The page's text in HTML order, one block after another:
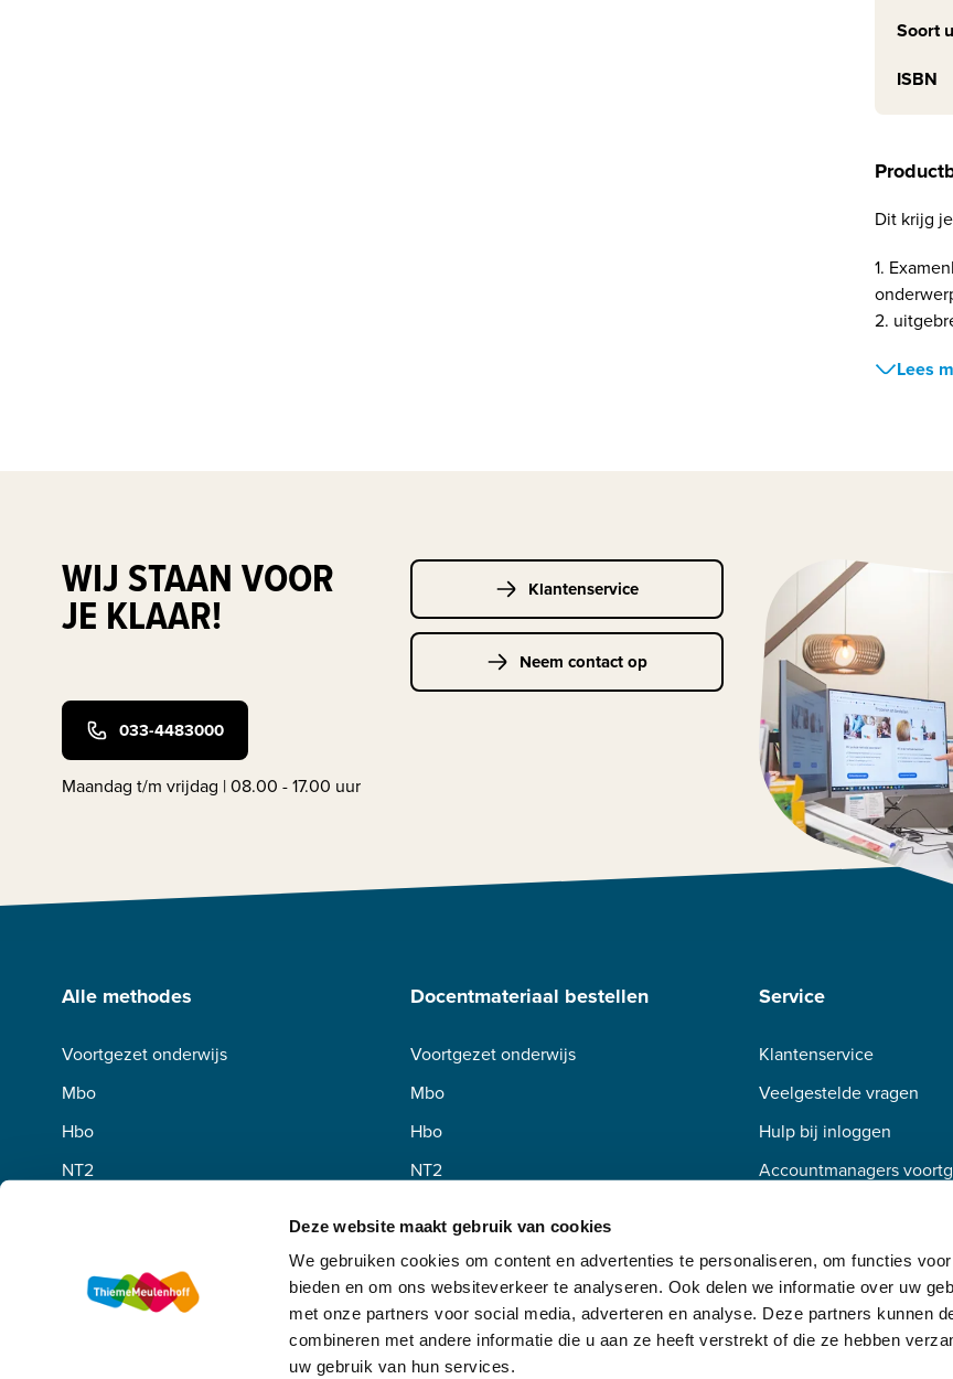
Deze website maakt gebruik van cookies
We gebruiken cookies om content en advertenties te personaliseren, om functies
bieden en om ons websiteverkeer te analyseren. Ook delen we informatie over uw
met onze partners voor social media, adverteren en analyse. Deze partners kunnen
combineren met andere informatie die u aan ze heeft verstrekt of die ze hebben
uw gebruik van hun services.
Soort
ISBN
Dit krijg
1.
2.
Lees
WIJ STAAN VOOR
JE KLAAR!
033-4483000
Maandag t/m vrijdag | 08.00 - 17.00 uur
Klantenservice
Neem contact op
Alle methodes
Voortgezet onderwijs
Mbo
Hbo
NT2
Docentmateriaal bestellen
Voortgezet onderwijs
Mbo
Hbo
NT2
Service
Klantenservice
Veelgestelde vragen
Hulp bij inloggen
Accountmanagers